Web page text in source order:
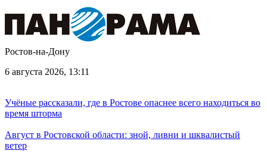
Ростов-на-Дону
6 августа 2026, 13:11
Учёные рассказали, где в Ростове опаснее всего находиться во
время шторма
Август в Ростовской области: зной, ливни и шквалистый
ветер